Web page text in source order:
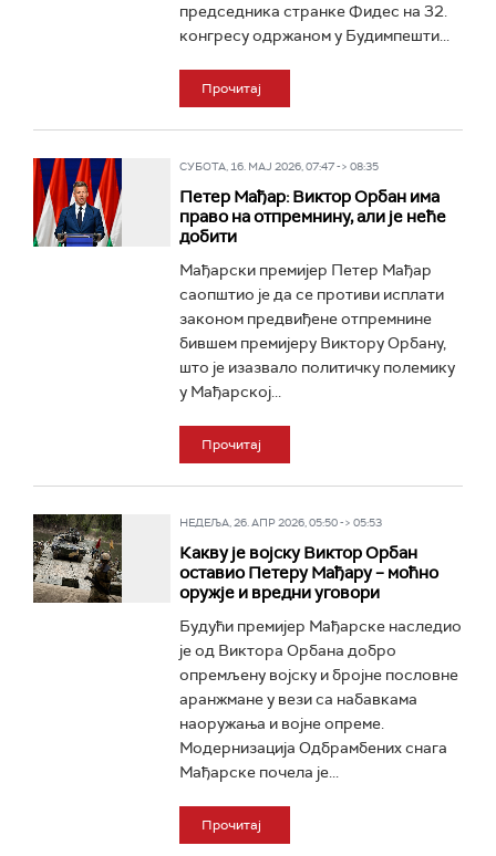
председника странке Фидес на 32.
конгресу одржаном у Будимпешти...
Прочитај
СУБОТА, 16. МАЈ 2026, 07:47 -> 08:35
Петер Мађар: Виктор Орбан има
право на отпремнину, али је неће
добити
Мађарски премијер Петер Мађар
саопштио је да се противи исплати
законом предвиђене отпремнине
бившем премијеру Виктору Орбану,
што је изазвало политичку полемику
у Мађарској...
Прочитај
НЕДЕЉА, 26. АПР 2026, 05:50 -> 05:53
Какву је војску Виктор Орбан
оставио Петеру Мађару – моћно
оружје и вредни уговори
Будући премијер Мађарске наследио
је од Виктора Орбана добро
опремљену војску и бројне пословне
аранжмане у вези са набавкама
наоружања и војне опреме.
Модернизација Одбрамбених снага
Мађарске почела је...
Прочитај